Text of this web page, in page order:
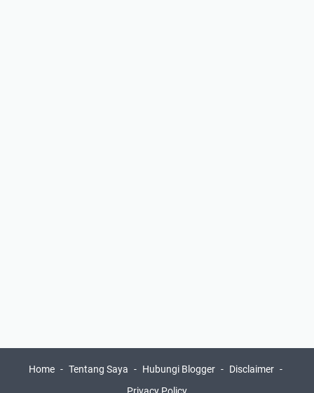
Home Tentang Saya Hubungi Blogger
Disclaimer